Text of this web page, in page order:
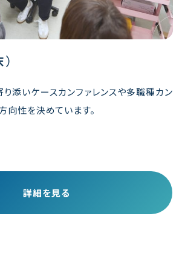
添いケースカンファレンスや多職種カン
向性を決めています。
詳細を見る